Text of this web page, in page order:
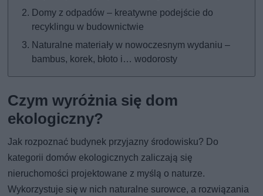
Domy z odpadów – kreatywne podejście do
recyklingu w budownictwie
Naturalne materiały w nowoczesnym wydaniu –
bambus, korek, błoto i… wodorosty
Czym wyróżnia się dom
ekologiczny?
Jak rozpoznać budynek przyjazny środowisku? Do
kategorii domów ekologicznych zaliczają się
nieruchomości projektowane z myślą o naturze.
Wykorzystuje się w nich naturalne surowce, a rozwiązania